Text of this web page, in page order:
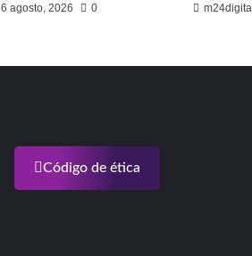
6 agosto, 2026 0
Código de ética